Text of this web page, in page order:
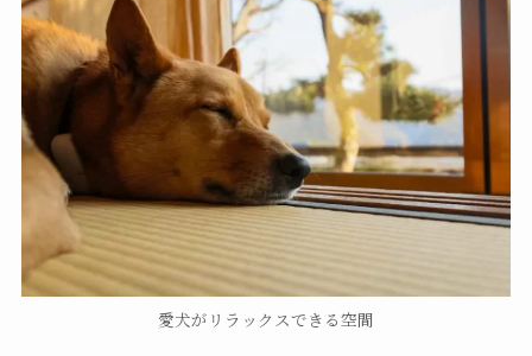
愛犬がリラックスできる空間